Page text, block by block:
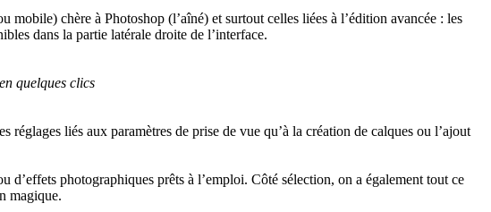
mobile) chère à Photoshop (l’aîné) et surtout celles liées à l’édition avancée : les
dans la partie latérale droite de l’interface.
quelques clics
liés aux paramètres de prise de vue qu’à la création de calques ou l’ajout
d’effets photographiques prêts à l’emploi. Côté sélection, on a également tout ce
magique.